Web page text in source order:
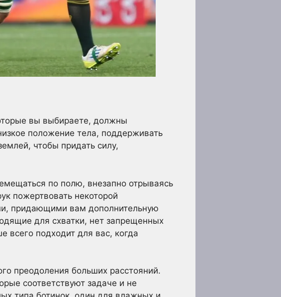
вы выбираете, должны
положение тела, поддерживать
чтобы придать силу,
по полю, внезапно отрываясь
пожертвовать некоторой
придающими вам дополнительную
для схватки, нет запрещенных
всего подходит для вас, когда
преодоления больших расстояний.
соответствуют задаче и не